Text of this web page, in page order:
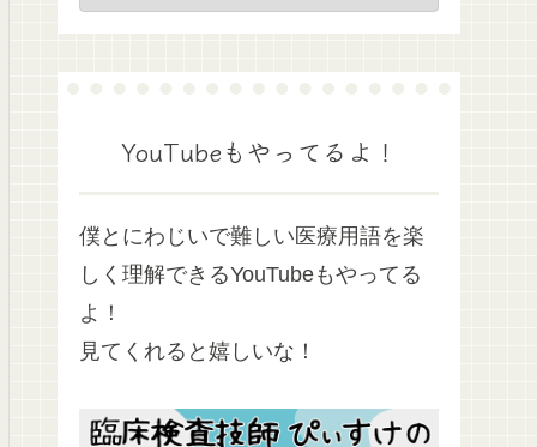
YouTubeもやってるよ！
僕とにわじいで難しい医療用語を楽
しく理解できるYouTubeもやってる
よ！
見てくれると嬉しいな！